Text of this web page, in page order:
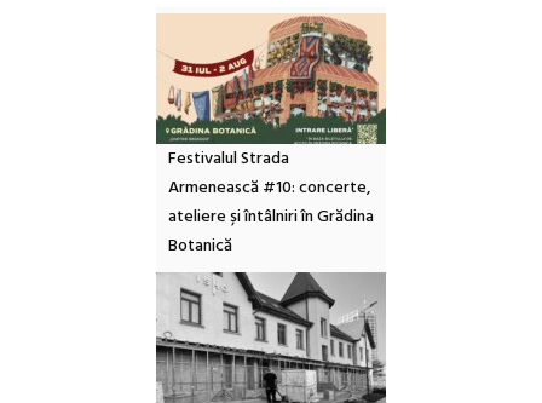
Festivalul Strada
Armenească #10: concerte,
ateliere și întâlniri în Grădina
Botanică